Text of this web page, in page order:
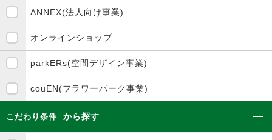
ANNEX(法人向け事業)
オンラインショップ
parkERs(空間デザイン事業)
couEN(フラワーパーク事業)
こだわり条件 から探す